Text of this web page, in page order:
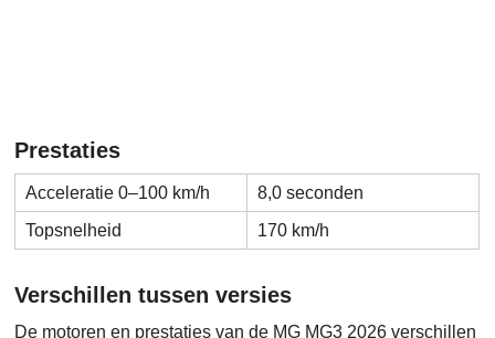
Prestaties
Acceleratie 0–100 km/h
8,0 seconden
Topsnelheid
170 km/h
Verschillen tussen versies
De motoren en prestaties van de MG MG3 2026 verschillen